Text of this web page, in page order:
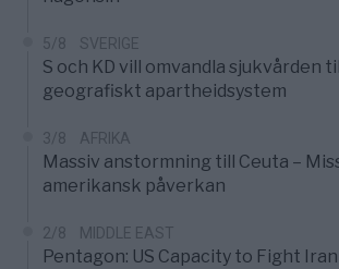
5/8 SVERIGE
S och KD vill omvandla sjukvården
geografiskt apartheidsystem
3/8 AFRIKA
Massiv anstormning till Ceuta –
amerikansk påverkan
2/8 MIDDLE EAST
Pentagon: US Capacity to Fight